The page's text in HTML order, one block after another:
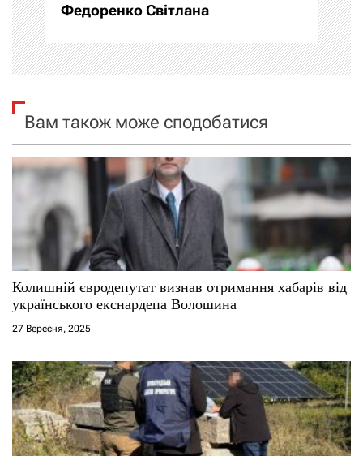
а
ц
і
я
з
а
и
с
і
в
Федоренко Світлана
Вам також може сподобатися
Колишній євродепутат визнав отримання хабарів від
українського екснардепа Волошина
27 Вересня, 2025